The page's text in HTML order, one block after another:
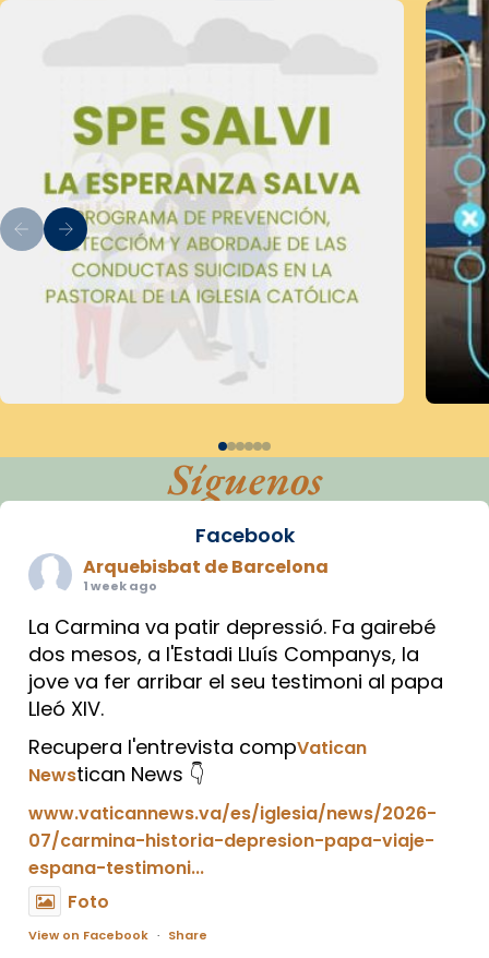
Síguenos
Facebook
Arquebisbat de Barcelona
1 week ago
La Carmina va patir depressió. Fa gairebé
dos mesos, a l'Estadi Lluís Companys, la
jove va fer arribar el seu testimoni al papa
Lleó XIV.
Recupera l'entrevista compVatican
Newstican News 👇
www.vaticannews.va/es/iglesia/news/2026-
07/carmina-historia-depresion-papa-viaje-
espana-testimoni...
Foto
View on Facebook · Share